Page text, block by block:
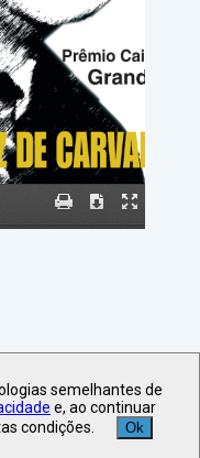
semelhantes de
e, ao continuar
condições.
Ok